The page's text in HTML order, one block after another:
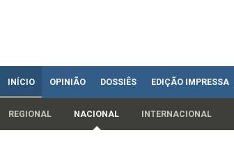
INÍCIO OPINIÃO DOSSIÊS EDIÇÃO IMPRESSA
REGIONAL NACIONAL INTERNACIONAL